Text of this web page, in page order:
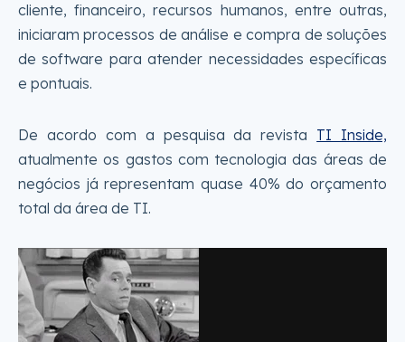
cliente, financeiro, recursos humanos, entre outras,
iniciaram processos de análise e compra de soluções
de software para atender necessidades específicas
e pontuais.
De acordo com a pesquisa da revista TI Inside,
atualmente os gastos com tecnologia das áreas de
negócios já representam quase 40% do orçamento
total da área de TI.